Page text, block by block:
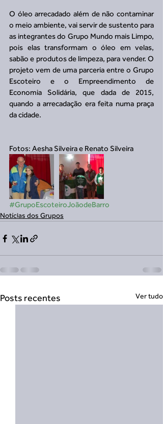
O óleo arrecadado além de não contaminar
o meio ambiente, vai servir de sustento para
as integrantes do Grupo Mundo mais Limpo,
pois elas transformam o óleo em velas,
sabão e produtos de limpeza, para vender. O
projeto vem de uma parceria entre o Grupo
Escoteiro e o Empreendimento de
Economia Solidária, que dada de 2015,
quando a arrecadação era feita numa praça
da cidade.
Fotos: Aesha Silveira e Renato Silveira
#GrupoEscoteiroJoãodeBarro
Notícias dos Grupos
Posts recentes Ver tudo